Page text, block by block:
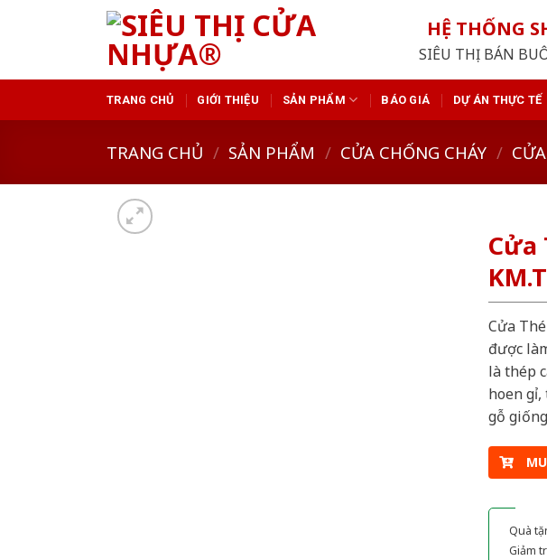
HỆ THỐNG
SIÊU THỊ BÁN
TRANG CHỦ GIỚI THIỆU SẢN PHẨM BÁO GIÁ DỰ ÁN THỰC TẾ
TRANG CHỦ / SẢN PHẨM / CỬA CHỐNG CHÁY /
Cửa
Cửa
được
là thép
hoen
gỗ
Quà
Giảm